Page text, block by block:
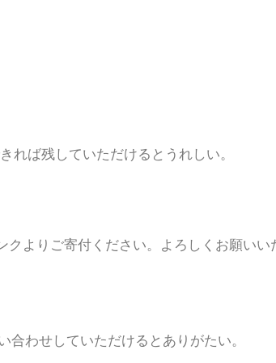
れば残していただけるとうれしい。
クよりご寄付ください。よろしくお願いい
わせしていただけるとありがたい。